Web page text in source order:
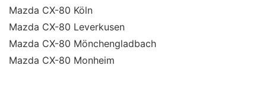
Mazda CX-80 Köln
Mazda CX-80 Leverkusen
Mazda CX-80 Mönchengladbach
Mazda CX-80 Monheim